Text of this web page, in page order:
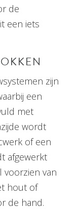
de
een iets
zijn
een
met
wordt
of een
afgewerkt
voorzien van
hout of
de hand.